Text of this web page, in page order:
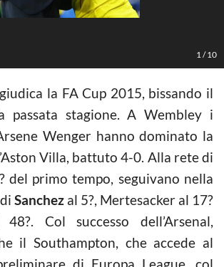
1 /10
la FA Cup 2015, bissando il
passata stagione. A Wembley i
Wenger hanno dominato la
Villa, battuto 4-0. Alla rete di
del primo tempo, seguivano nella
Sanchez al 5?, Mertesacker al 17?
Col successo dell’Arsenal,
il Southampton, che accede al